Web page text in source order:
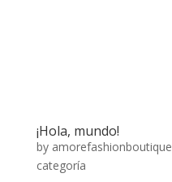
¡Hola, mundo!
by amorefashionboutique
categoría